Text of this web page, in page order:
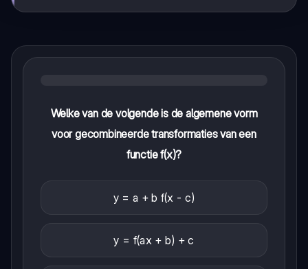
Welke van de volgende is de algemene vorm
voor gecombineerde transformaties van een
functie f(x)?
y = a + b f(x - c)
y = f(ax + b) + c